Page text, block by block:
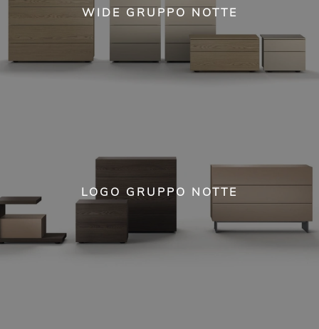
WIDE GRUPPO NOTTE
LOGO GRUPPO NOTTE